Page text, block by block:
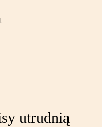
utrudnią